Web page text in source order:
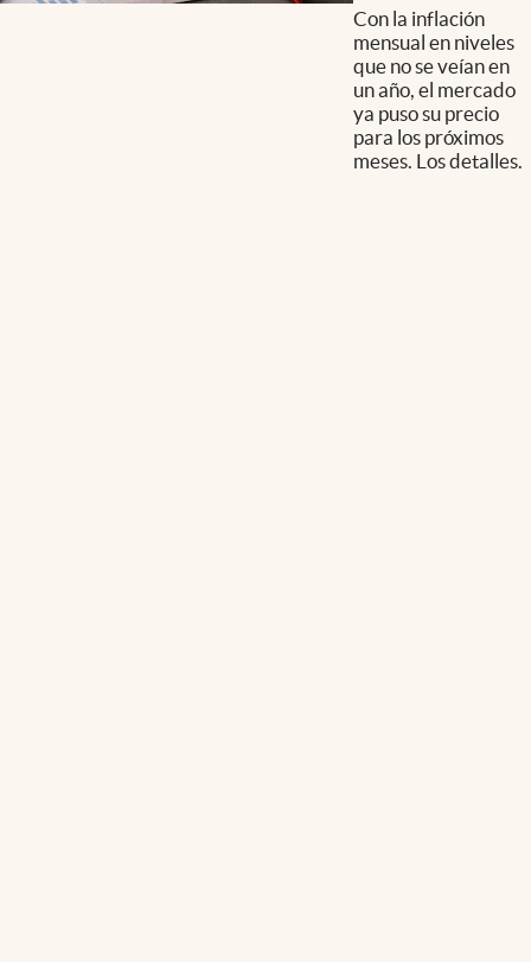
Con la inflación
mensual en niveles
que no se veían en
un año, el mercado
ya puso su precio
para los próximos
meses. Los detalles.